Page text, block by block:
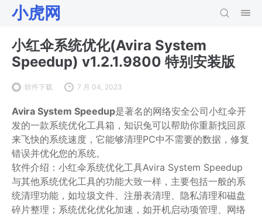
小虎网
小红伞系统优化(Avira System
Speedup) v1.2.1.9800 特别安装版
软件下载 7 月 04, 2023
Avira System Speedup是著名的网络安全公司小红伞开
发的一款系统优化工具箱，知识兔可以帮助你重新找回原
来飞快的系统速度，它能够清理PC中不需要的数据，修复
错误并优化您的系统。
软件介绍：小红伞系统优化工具Avira System Speedup
与其他系统优化工具的功能大致一样，主要包括一般的系
统清理功能，如垃圾文件、注册表清理、隐私清理和磁盘
碎片整理；系统优化优化加速，如开机启动项管理、网络